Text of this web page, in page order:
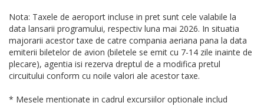
Nota: Taxele de aeroport incluse in pret sunt cele valabile la
data lansarii programului, respectiv luna mai 2026. In situatia
majorarii acestor taxe de catre compania aeriana pana la data
emiterii biletelor de avion (biletele se emit cu 7-14 zile inainte de
plecare), agentia isi rezerva dreptul de a modifica pretul
circuitului conform cu noile valori ale acestor taxe.
* Mesele mentionate in cadrul excursiilor optionale includ